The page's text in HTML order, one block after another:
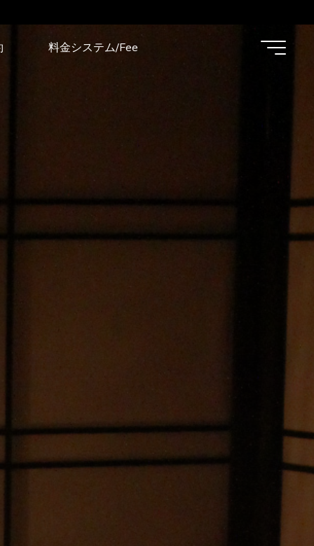
料金システム/Fee